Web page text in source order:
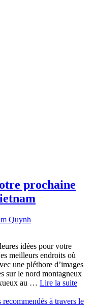
prochaine
Quynh
idées pour votre
meilleurs endroits où
une pléthore d’images
sur le nord montagneux
au … Lire la suite
recommendés à travers le